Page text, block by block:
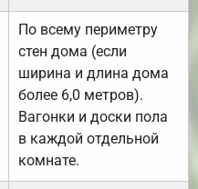
По всему периметру
стен дома (если
ширина и длина дома
более 6,0 метров).
Вагонки и доски пола
в каждой отдельной
комнате.